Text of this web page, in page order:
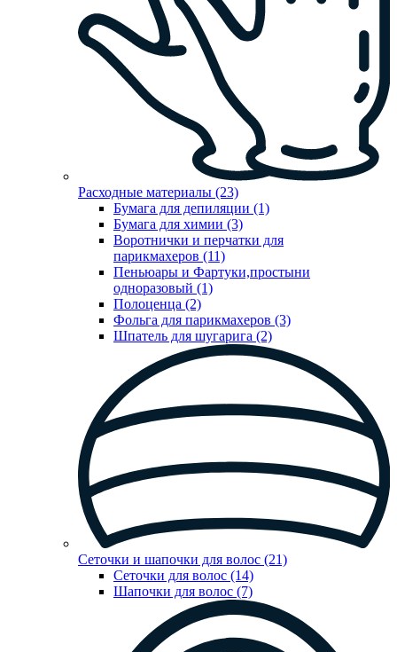
Расходные материалы (23)
Бумага для депиляции (1)
Бумага для химии (3)
Воротнички и перчатки для
парикмахеров (11)
Пеньюары и Фартуки,простыни
одноразовый (1)
Полоценца (2)
Фольга для парикмахеров (3)
Шпатель для шугарига (2)
Сеточки и шапочки для волос (21)
Сеточки для волос (14)
Шапочки для волос (7)